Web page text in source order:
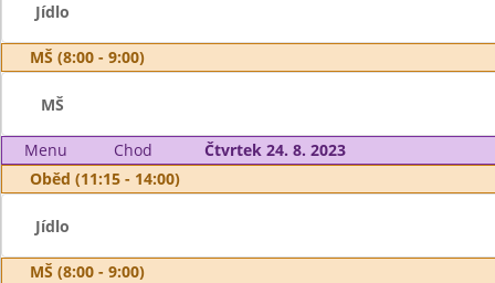
Jídlo
MŠ (8:00 - 9:00)
MŠ
Menu Chod
Čtvrtek 24. 8. 2023
Oběd (11:15 - 14:00)
Jídlo
MŠ (8:00 - 9:00)